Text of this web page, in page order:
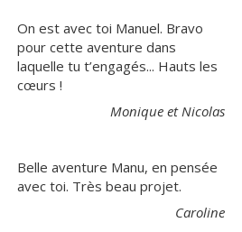
On est avec toi Manuel. Bravo
pour cette aventure dans
laquelle tu t’engagés... Hauts les
cœurs !
Monique et Nicolas
Belle aventure Manu, en pensée
avec toi. Très beau projet.
Caroline